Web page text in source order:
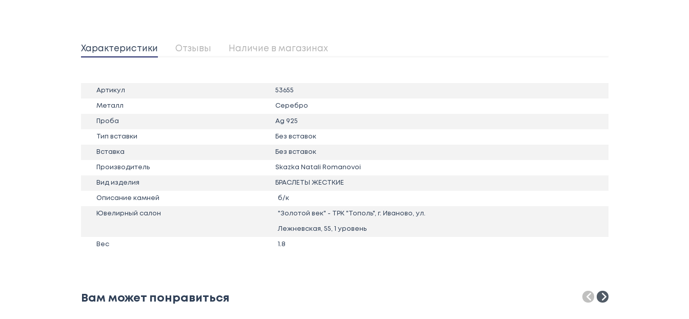
Характеристики Отзывы Наличие в магазинах
Артикул 53655
Металл Серебро
Проба Ag 925
Тип вставки Без вставок
Вставка Без вставок
Производитель Skazka Natali Romanovoi
Вид изделия БРАСЛЕТЫ ЖЕСТКИЕ
Описание камней б/к
Ювелирный салон "Золотой век" - ТРК "Тополь", г. Иваново, ул.
Лежневская, 55, 1 уровень
Вес 1.8
Вам может понравиться